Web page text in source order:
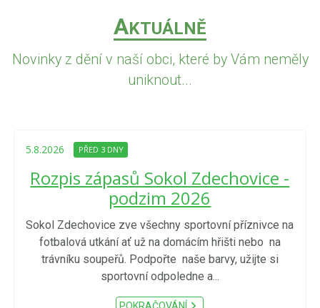
AKTUÁLNĚ
Novinky z dění v naší obci, které by Vám neměly
uniknout...
5.8.2026 PŘED 3 DNY
Rozpis zápasů Sokol Zdechovice -
podzim 2026
Sokol Zdechovice zve všechny sportovní příznivce na
fotbalová utkání ať už na domácím hřišti nebo na
trávníku soupeřů. Podpořte naše barvy, užijte si
sportovní odpoledne a...
POKRAČOVÁNÍ